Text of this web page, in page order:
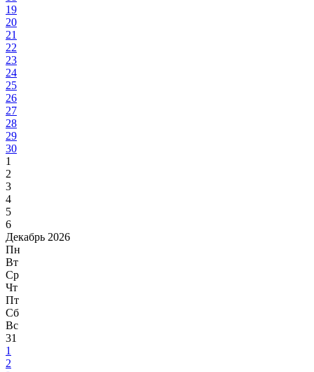
19
20
21
22
23
24
25
26
27
28
29
30
1
2
3
4
5
6
Декабрь 2026
Пн
Вт
Ср
Чт
Пт
Сб
Вс
31
1
2